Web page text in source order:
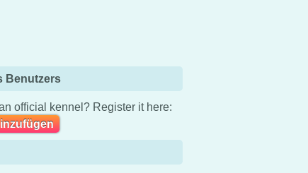
Benutzers
official kennel? Register it here: